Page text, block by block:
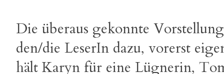
Die überaus gekonnte
den/die LeserIn dazu, vorerst
hält Karyn für eine Lügnerin,